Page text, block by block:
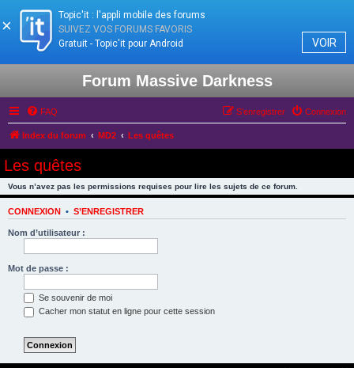
Forum Massive Darkness
FAQ Connexion
S’enregistrer
Index du forum MD2 Les quêtes
Les quêtes
Vous n’avez pas les permissions requises pour lire les sujets de ce forum.
CONNEXION • S’ENREGISTRER
Nom d’utilisateur :
Mot de passe :
Se souvenir de moi
Cacher mon statut en ligne pour cette session
×
Topic'it : l'appli mobile des forums
SUIVEZ VOS FORUMS FAVORIS
Gratuit - Topic'it pour Android
VOIR